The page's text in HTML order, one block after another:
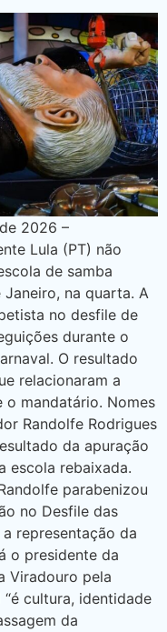
2026 –
Lula (PT) não
de samba
na quarta. A
no desfile de
durante o
O resultado
relacionaram a
o mandatário. Nomes
Randolfe Rodrigues
da apuração
escola rebaixada.
parabenizou
no Desfile das
representação da
o presidente da
Viradouro pela
cultura, identidade
da